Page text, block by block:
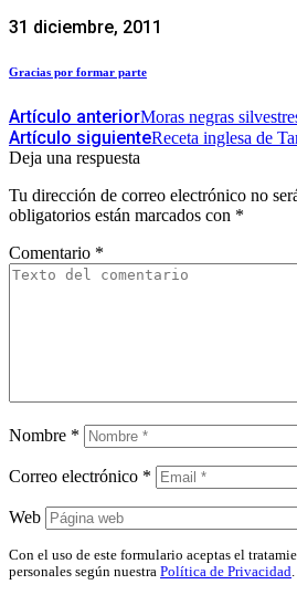
31 diciembre, 2011
Gracias por formar parte
Artículo anteriorMoras negras
Artículo siguienteReceta inglesa de
Deja una respuesta
Tu dirección de correo electrónico no
obligatorios están marcados con *
Comentario *
Nombre *
Correo electrónico *
Web
Con el uso de este formulario aceptas el
personales según nuestra Política de Privacidad.